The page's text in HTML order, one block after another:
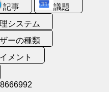
記事
議題
システム
ーの種類
メント